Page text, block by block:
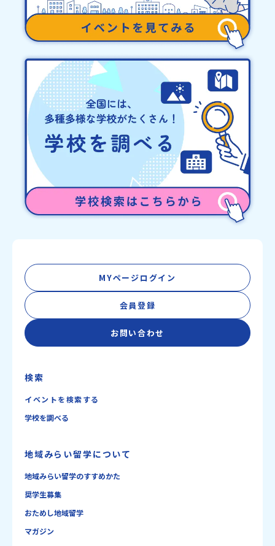
MYページログイン
会員登録
お問い合わせ
検索
イベントを検索する
学校を調べる
地域みらい留学について
地域みらい留学のすすめかた
奨学生募集
おためし地域留学
マガジン